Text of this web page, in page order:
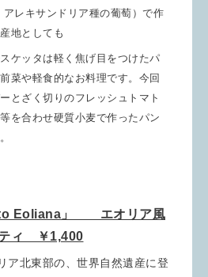
アレキサンドリア種の葡萄）で作
地としても
ケッタは軽く焦げ目をつけたパ
菜や軽食的なお料理です。 今回
とざく切りのフレッシュトマト
を合わせ硬質小麦で作ったパン
Eoliana」 エオリア風
ィ ￥1,400
ア北東部の、世界自然遺産に登